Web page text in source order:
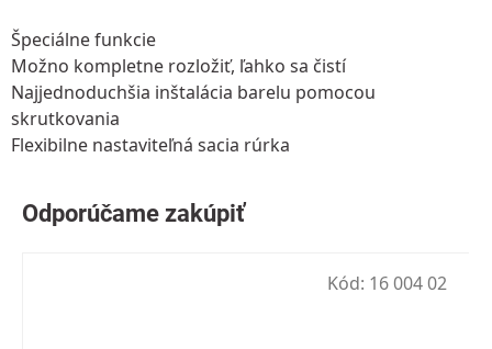
Špeciálne funkcie
Možno kompletne rozložiť, ľahko sa čistí
Najjednoduchšia inštalácia barelu pomocou
skrutkovania
Flexibilne nastaviteľná sacia rúrka
Kód: 16 004 02